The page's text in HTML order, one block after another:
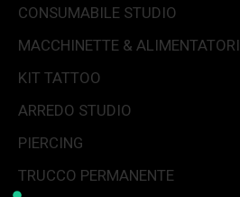
CONSUMABILE STUDIO
MACCHINETTE & ALIMENTATORI
KIT TATTOO
ARREDO STUDIO
PIERCING
TRUCCO PERMANENTE